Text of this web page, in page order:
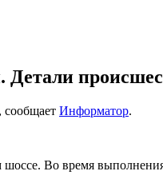
Детали
сообщает Информатор.
Во время